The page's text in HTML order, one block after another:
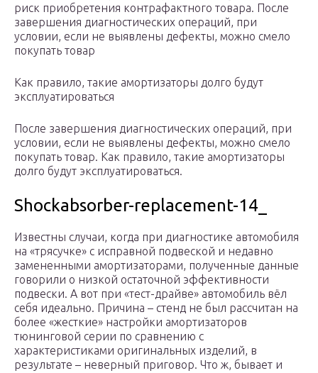
риск приобретения контрафактного товара. После
завершения диагностических операций, при
условии, если не выявлены дефекты, можно смело
покупать товар
Как правило, такие амортизаторы долго будут
эксплуатироваться
После завершения диагностических операций, при
условии, если не выявлены дефекты, можно смело
покупать товар. Как правило, такие амортизаторы
долго будут эксплуатироваться.
Shockabsorber-replacement-14_
Известны случаи, когда при диагностике автомобиля
на «трясучке» с исправной подвеской и недавно
замененными амортизаторами, полученные данные
говорили о низкой остаточной эффективности
подвески. А вот при «тест-драйве» автомобиль вёл
себя идеально. Причина – стенд не был рассчитан на
более «жесткие» настройки амортизаторов
тюнинговой серии по сравнению с
характеристиками оригинальных изделий, в
результате – неверный приговор. Что ж, бывает и